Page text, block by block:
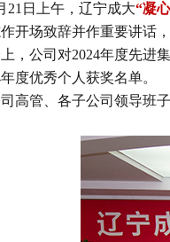
21日上午，辽宁成大“凝
开场致辞并作重要讲话
，公司对2024年度先进
度优秀个人获奖名单。
高管、各子公司领导班